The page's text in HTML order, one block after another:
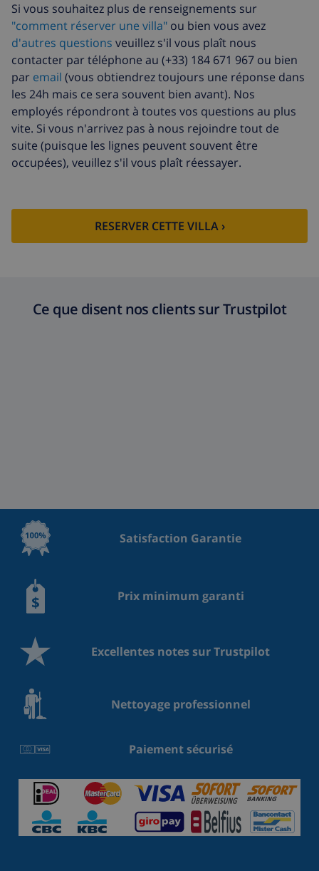
supplémentaires
payer à l'arrivée
Serviettes
supplémentaires
8,80 $US par personne , à payer à
l'arrivée
Départ tardif
113,75 $US
Nettoyage
supplémentaire
basée sur consommation
énergétique (52,77 $US/HOUR)
Fonds
d'annulation:
4.80% du montant total
Si vous souhaitez plus de renseignements sur
"comment réserver une villa" ou bien vous avez
d'autres questions veuillez s'il vous plaît nous
contacter par téléphone au (+33) 184 671 967 ou bien
par email (vous obtiendrez toujours une réponse dans
les 24h mais ce sera souvent bien avant). Nos
employés répondront à toutes vos questions au plus
vite. Si vous n'arrivez pas à nous rejoindre tout de
suite (puisque les lignes peuvent souvent être
occupées), veuillez s'il vous plaît réessayer.
RESERVER CETTE VILLA ›
Ce que disent nos clients sur Trustpilot
Satisfaction Garantie
Prix minimum garanti
Excellentes notes sur Trustpilot
Nettoyage professionnel
Paiement sécurisé